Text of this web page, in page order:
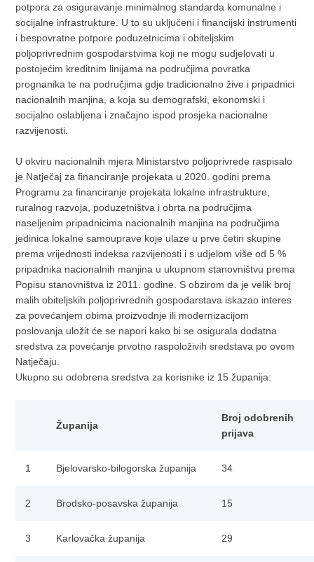
potpora za osiguravanje minimalnog standarda komunalne i
socijalne infrastrukture. U to su uključeni i financijski instrumenti
i bespovratne potpore poduzetnicima i obiteljskim
poljoprivrednim gospodarstvima koji ne mogu sudjelovati u
postojećim kreditnim linijama na područjima povratka
prognanika te na područjima gdje tradicionalno žive i pripadnici
nacionalnih manjina, a koja su demografski, ekonomski i
socijalno oslabljena i značajno ispod prosjeka nacionalne
razvijenosti.
U okviru nacionalnih mjera Ministarstvo poljoprivrede raspisalo
je Natječaj za financiranje projekata u 2020. godini prema
Programu za financiranje projekata lokalne infrastrukture,
ruralnog razvoja, poduzetništva i obrta na područjima
naseljenim pripadnicima nacionalnih manjina na područjima
jedinica lokalne samouprave koje ulaze u prve četiri skupine
prema vrijednosti indeksa razvijenosti i s udjelom više od 5 %
pripadnika nacionalnih manjina u ukupnom stanovništvu prema
Popisu stanovništva iz 2011. godine. S obzirom da je velik broj
malih obiteljskih poljoprivrednih gospodarstava iskazao interes
za povećanjem obima proizvodnje ili modernizacijom
poslovanja uložit će se napori kako bi se osigurala dodatna
sredstva za povećanje prvotno raspoloživih sredstava po ovom
Natječaju.
Ukupno su odobrena sredstva za korisnike iz 15 županija:
Županija
Broj odobrenih
prijava
1 Bjelovarsko-bilogorska županija 34
2 Brodsko-posavska županija 15
3 Karlovačka županija 29